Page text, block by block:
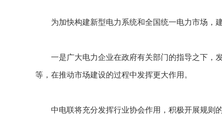
为加快构建新型电力系统和全国统一电力市场，建
一是广大电力企业在政府有关部门的指导之下，
等，在推动市场建设的过程中发挥更大作用。
中电联将充分发挥行业协会作用，积极开展规则